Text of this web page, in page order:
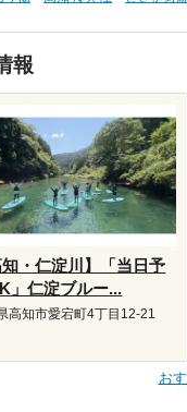
報
知・仁淀川】「当日予
」仁淀ブルー...
高知市愛宕町4丁目12-21
お